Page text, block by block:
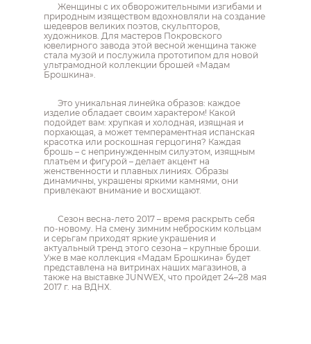
Женщины с их обворожительными изгибами и
природным изяществом вдохновляли на создание
шедевров великих поэтов, скульпторов,
художников. Для мастеров Покровского
ювелирного завода этой весной женщина также
стала музой и послужила прототипом для новой
ультрамодной коллекции брошей «Мадам
Брошкина».
Это уникальная линейка образов: каждое
изделие обладает своим характером! Какой
подойдет вам: хрупкая и холодная, изящная и
порхающая, а может темпераментная испанская
красотка или роскошная герцогиня? Каждая
брошь – с непринужденным силуэтом, изящным
платьем и фигурой – делает акцент на
женственности и плавных линиях. Образы
динамичны, украшены яркими камнями, они
привлекают внимание и восхищают.
Сезон весна-лето 2017 – время раскрыть себя
по-новому. На смену зимним неброским кольцам
и серьгам приходят яркие украшения и
актуальный тренд этого сезона – крупные броши.
Уже в мае коллекция «Мадам Брошкина» будет
представлена на витринах наших магазинов, а
также на выставке JUNWEX, что пройдет 24–28 мая
2017 г. на ВДНХ.